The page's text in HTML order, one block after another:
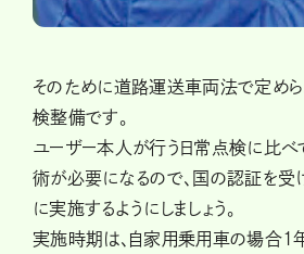
そのために道路運送車両法で定め
検整備です。
ユーザー本人が行う日常点検に比べ
術が必要になるので、国の認証を
に実施するようにしましょう。
実施時期は、自家用乗用車の場合1年